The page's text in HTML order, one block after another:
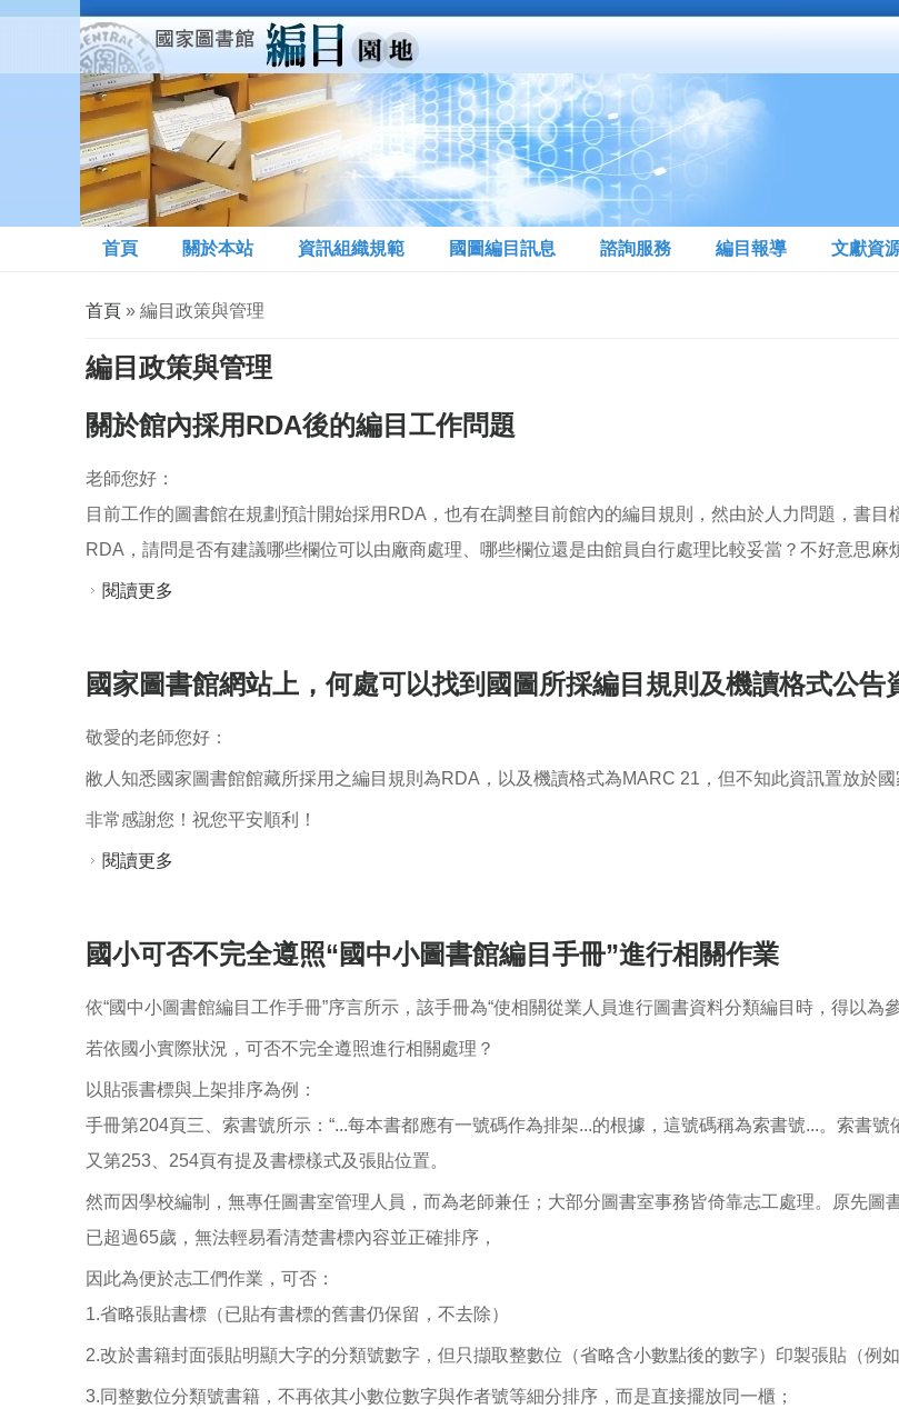
移至主內容
首頁 關於本站 資訊組織規範 國圖編目訊息 諮詢服務 編目報導 文獻資
您在這裡
首頁 » 編目政策與管理
編目政策與管理
關於館內採用RDA後的編目工作問題
老師您好：
目前工作的圖書館在規劃預計開始採用RDA，也有在調整目前館內的編目規則，然由於人力問題，書
RDA，請問是否有建議哪些欄位可以由廠商處理、哪些欄位還是由館員自行處理比較妥當？不好意思麻
閱讀更多
國家圖書館網站上，何處可以找到國圖所採編目規則及機讀格式公告
敬愛的老師您好：
敝人知悉國家圖書館館藏所採用之編目規則為RDA，以及機讀格式為MARC 21，但不知此資訊置放於國
非常感謝您！祝您平安順利！
閱讀更多
國小可否不完全遵照“國中小圖書館編目手冊”進行相關作業
依“國中小圖書館編目工作手冊”序言所示，該手冊為“使相關從業人員進行圖書資料分類編目時，得以為
若依國小實際狀況，可否不完全遵照進行相關處理？
以貼張書標與上架排序為例：
手冊第204頁三、索書號所示：“...每本書都應有一號碼作為排架...的根據，這號碼稱為索書號...。索書號
又第253、254頁有提及書標樣式及張貼位置。
然而因學校編制，無專任圖書室管理人員，而為老師兼任；大部分圖書室事務皆倚靠志工處理。原先
已超過65歲，無法輕易看清楚書標內容並正確排序，
因此為便於志工們作業，可否：
1.省略張貼書標（已貼有書標的舊書仍保留，不去除）
2.改於書籍封面張貼明顯大字的分類號數字，但只擷取整數位（省略含小數點後的數字）印製張貼（例
3.同整數位分類號書籍，不再依其小數位數字與作者號等細分排序，而是直接擺放同一櫃；